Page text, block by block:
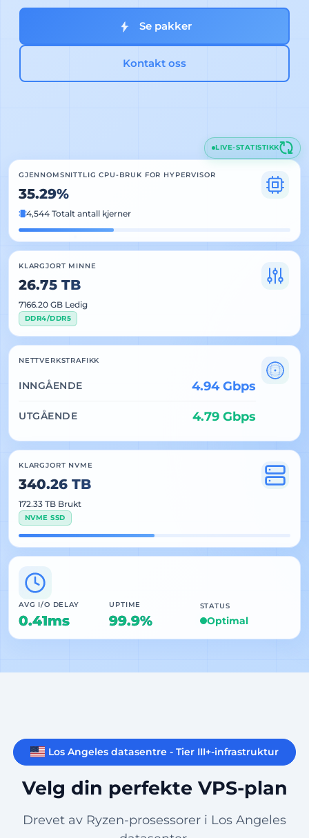
Se pakker
Kontakt oss
LIVE-STATISTIKK
GJENNOMSNITTLIG CPU-BRUK FOR HYPERVISOR
35.29%
4,544 Totalt antall kjerner
KLARGJORT MINNE
26.75 TB
7166.20 GB Ledig
DDR4/DDR5
NETTVERKSTRAFIKK
INNGÅENDE 4.94 Gbps
UTGÅENDE 4.79 Gbps
KLARGJORT NVME
340.26 TB
172.33 TB Brukt
NVME SSD
AVG I/O DELAY
0.41ms
UPTIME
99.9%
STATUS
Optimal
Los Angeles datasentre - Tier III+-infrastruktur
Velg din perfekte VPS-plan
Drevet av Ryzen-prosessorer i Los Angeles